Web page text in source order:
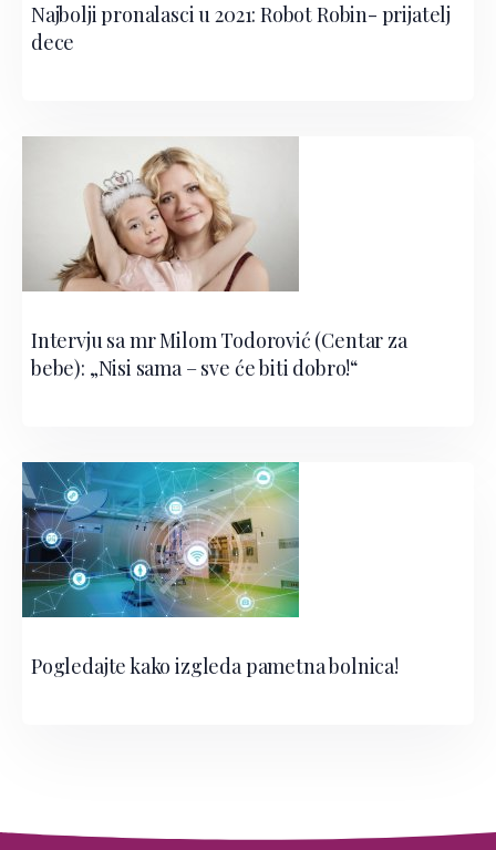
Najbolji pronalasci u 2021: Robot Robin- prijatelj
dece
Intervju sa mr Milom Todorović (Centar za
bebe): „Nisi sama – sve će biti dobro!“
Pogledajte kako izgleda pametna bolnica!